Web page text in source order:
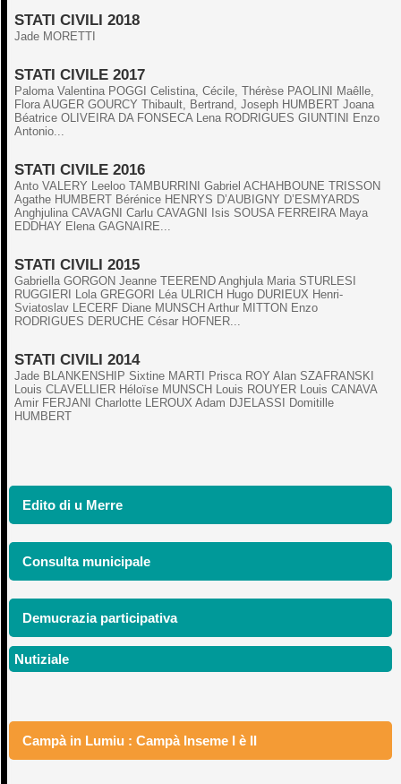
Edito di u Merre
Consulta municipale
Demucrazia participativa
Nutiziale
Campà in Lumiu : Campà Inseme I è II
STATI CIVILI 2018
Jade MORETTI
STATI CIVILE 2017
Paloma Valentina POGGI Celistina, Cécile, Thérèse PAOLINI Maêlle,
Flora AUGER GOURCY Thibault, Bertrand, Joseph HUMBERT Joana
Béatrice OLIVEIRA DA FONSECA Lena RODRIGUES GIUNTINI Enzo
Antonio...
STATI CIVILE 2016
Anto VALERY Leeloo TAMBURRINI Gabriel ACHAHBOUNE TRISSON
Agathe HUMBERT Bérénice HENRYS D’AUBIGNY D’ESMYARDS
Anghjulina CAVAGNI Carlu CAVAGNI Isis SOUSA FERREIRA Maya
EDDHAY Elena GAGNAIRE...
STATI CIVILI 2015
Gabriella GORGON Jeanne TEEREND Anghjula Maria STURLESI
RUGGIERI Lola GREGORI Léa ULRICH Hugo DURIEUX Henri-
Sviatoslav LECERF Diane MUNSCH Arthur MITTON Enzo
RODRIGUES DERUCHE César HOFNER...
STATI CIVILI 2014
Jade BLANKENSHIP Sixtine MARTI Prisca ROY Alan SZAFRANSKI
Louis CLAVELLIER Héloïse MUNSCH Louis ROUYER Louis CANAVA
Amir FERJANI Charlotte LEROUX Adam DJELASSI Domitille
HUMBERT